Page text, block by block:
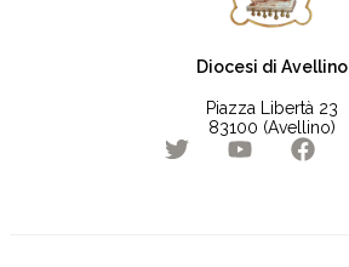
Diocesi di Avellino
Piazza Libertà 23
83100 (Avellino)